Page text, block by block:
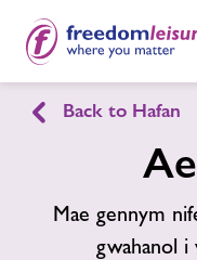
English Cymraeg
Morgan Llwyd
Back to Hafan
Mae gennym
gwahanol i